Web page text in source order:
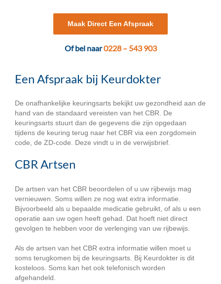
Maak Direct Een Afspraak
Of bel naar0228 – 543 903
Een Afspraak bij Keurdokter
De onafhankelijke keuringsarts bekijkt uw gezondheid aan de
hand van de standaard vereisten van het CBR. De
keuringsarts stuurt dan de gegevens die zijn opgedaan
tijdens de keuring terug naar het CBR via een zorgdomein
code, de ZD-code. Deze vindt u in de verwijsbrief.
CBR Artsen
De artsen van het CBR beoordelen of u uw rijbewijs mag
vernieuwen. Soms willen ze nog wat extra informatie.
Bijvoorbeeld als u bepaalde medicatie gebruikt, of als u een
operatie aan uw ogen heeft gehad. Dat hoeft niet direct
gevolgen te hebben voor de verlenging van uw rijbewijs.
Als de artsen van het CBR extra informatie willen moet u
soms terugkomen bij de keuringsarts. Bij Keurdokter is dit
kosteloos. Soms kan het ook telefonisch worden
afgehandeld.